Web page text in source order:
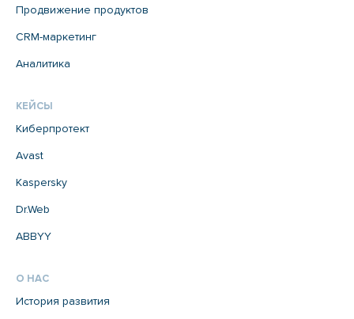
Продвижение продуктов
CRM-маркетинг
Аналитика
КЕЙСЫ
Киберпротект
Avast
Kaspersky
Dr.Web
ABBYY
О НАС
История развития